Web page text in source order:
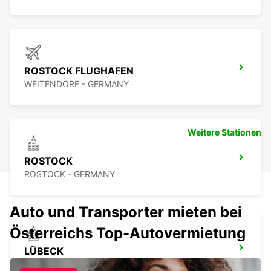
ROSTOCK FLUGHAFEN
WEITENDORF - GERMANY
ROSTOCK
ROSTOCK - GERMANY
LÜBECK
LUEBECK - GERMANY
Weitere Stationen
Auto und Transporter mieten bei
Österreichs Top-Autovermietung